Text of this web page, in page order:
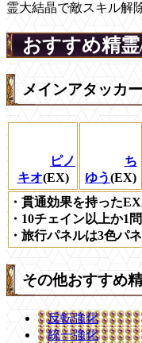
霊大結晶で敵スキル解
おすすめ精
メインアタッカー
ピノ
キオ(EX)
ち
ゆう(EX)
・貫通効果を持った
・10チェイン以上か1
・旅行パネルは3色パ
その他おすすめ
反転強化
統一強化